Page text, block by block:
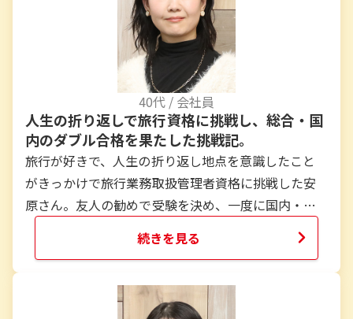
40代 / 会社員
人生の折り返しで旅行資格に挑戦し、総合・国
内のダブル合格を果たした挑戦記。
旅行が好きで、人生の折り返し地点を意識したこと
がきっかけで旅行業務取扱管理者資格に挑戦した安
原さん。友人の勧めで受験を決め、一度に国内・総
合のダブル合格を果たしました。通信講座を選び、
動画中心の学習で日々のスキマ時間を活かしながら
続きを見る